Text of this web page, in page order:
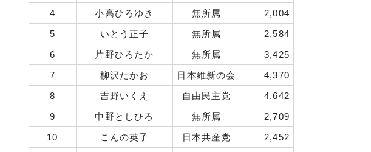
4
小高ひろゆき 無所属
2,004
5
いとう正子 無所属
2,584
6
片野ひろたか 無所属
3,425
7
柳沢たかお 日本維新の会
4,370
8
吉野いくえ 自由民主党
4,642
9
中野としひろ 無所属
2,709
10
こんの英子 日本共産党
2,452